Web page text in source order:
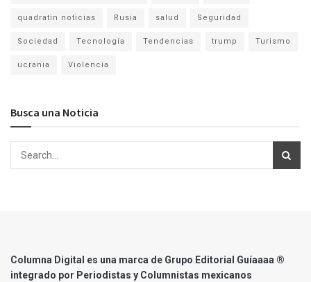
quadratin noticias Rusia salud Seguridad
Sociedad Tecnología Tendencias trump Turismo
ucrania Violencia
Busca una Noticia
Columna Digital es una marca de Grupo Editorial Guíaaaa ®
integrado por Periodistas y Columnistas mexicanos